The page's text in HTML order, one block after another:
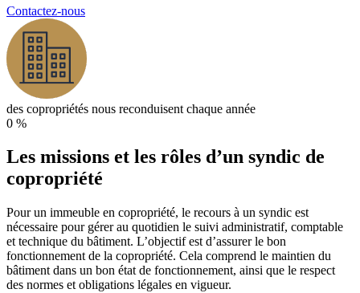
Contactez-nous
des copropriétés nous reconduisent chaque année
0 %
Les missions et les rôles d’un syndic de
copropriété
Pour un immeuble en copropriété, le recours à un syndic est
nécessaire pour gérer au quotidien le suivi administratif, comptable
et technique du bâtiment. L’objectif est d’assurer le bon
fonctionnement de la copropriété. Cela comprend le maintien du
bâtiment dans un bon état de fonctionnement, ainsi que le respect
des normes et obligations légales en vigueur.